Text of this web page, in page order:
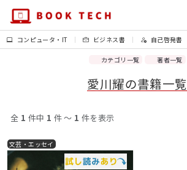
コンピュータ・IT ビジネス書 自己啓発書
カテゴリ一覧 著者一覧
愛川耀の書籍一覧
全 1 件中 1 件 〜 1 件を表示
文芸・エッセイ